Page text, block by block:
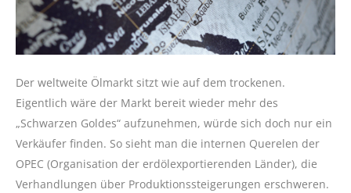
Der weltweite Ölmarkt sitzt wie auf dem trockenen.
Eigentlich wäre der Markt bereit wieder mehr des
„Schwarzen Goldes“ aufzunehmen, würde sich doch nur ein
Verkäufer finden. So sieht man die internen Querelen der
OPEC (Organisation der erdölexportierenden Länder), die
Verhandlungen über Produktionssteigerungen erschweren.